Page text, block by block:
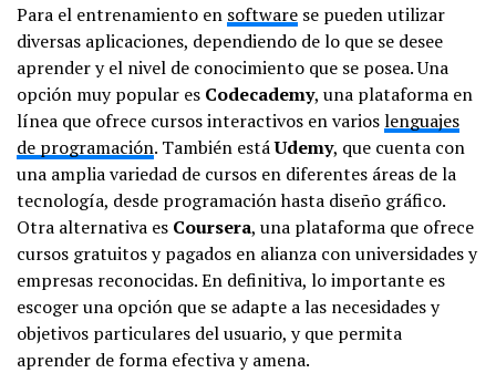
Para el entrenamiento en software se pueden utilizar
diversas aplicaciones, dependiendo de lo que se desee
aprender y el nivel de conocimiento que se posea. Una
opción muy popular es Codecademy, una plataforma en
línea que ofrece cursos interactivos en varioslenguajes
de programación. También estáUdemy, que cuenta con
una amplia variedad de cursos en diferentes áreas de la
tecnología, desde programación hasta diseño gráfico.
Otra alternativa es Coursera, una plataforma que ofrece
cursos gratuitos y pagados en alianza con universidades y
empresas reconocidas. En definitiva, lo importante es
escoger una opción que se adapte a las necesidades y
objetivos particulares del usuario, y que permita
aprender de forma efectiva y amena.